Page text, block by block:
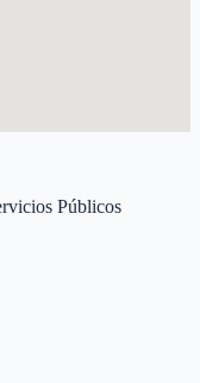
Públicos